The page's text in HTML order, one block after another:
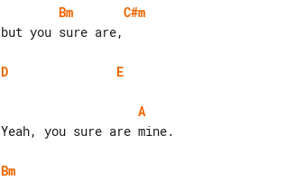
Bm
C#m
but you sure are,
D E
A
Yeah, you sure are mine.
Bm